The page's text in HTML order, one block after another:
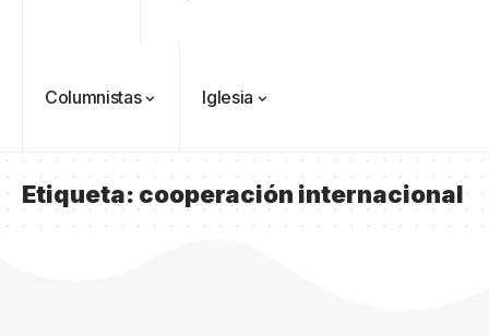
Columnistas Iglesia
Etiqueta:cooperación internacional